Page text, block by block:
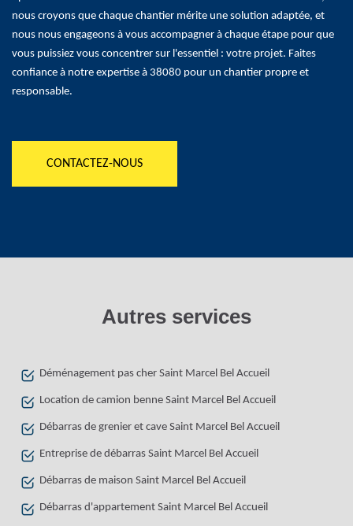
nous croyons que chaque chantier mérite une solution adaptée, et
nous nous engageons à vous accompagner à chaque étape pour que
vous puissiez vous concentrer sur l'essentiel : votre projet. Faites
confiance à notre expertise à 38080 pour un chantier propre et
responsable.
CONTACTEZ-NOUS
Autres services
Déménagement pas cher Saint Marcel Bel Accueil
Location de camion benne Saint Marcel Bel Accueil
Débarras de grenier et cave Saint Marcel Bel Accueil
Entreprise de débarras Saint Marcel Bel Accueil
Débarras de maison Saint Marcel Bel Accueil
Débarras d'appartement Saint Marcel Bel Accueil